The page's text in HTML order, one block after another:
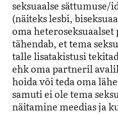
seksuaalse
(näiteks lesbi,
oma
tähendab, et tema
talle lisatakistusi
ehk oma partneril
hoida või teda oma
samuti ei ole tema
näitamine meedias ja